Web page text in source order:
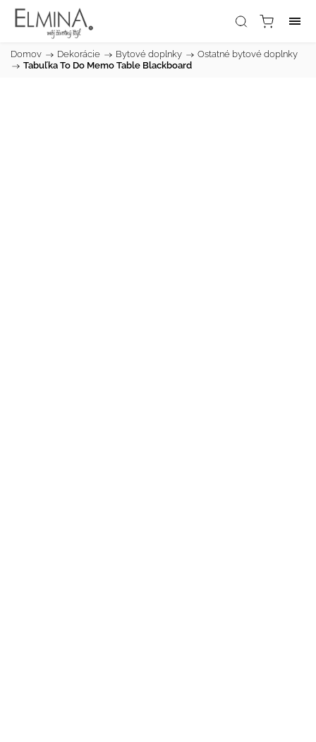
Domov / Dekorácie / Bytové doplnky /
Ostatné bytové doplnky
/
Tabuľka To Do Memo Table Blackboard